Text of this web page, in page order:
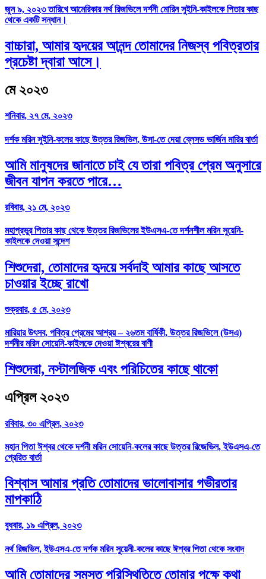
জুন ৯, ২০২৩ তারিখে আমেরিকার নর্থ রিজভিলে দর্শনী মোরিন সুইনি-কাইলকে পিতার কাছ
থেকে একটি সন্ধান।
বাচ্চারা, আমার হৃদয়ের আনন্দ তোমাদের নিজস্ব পবিত্রতার
প্রচেষ্টা দ্বারা আসে।
মে ২০২৩
শনিবার, ২৭ মে, ২০২৩
দর্শক মরিন সুইনি-কলের কাছে উত্তর রিজভিল, উসা-তে দেয়া ব্লেসড ভার্জিন মারির বার্তা
আমি মানুষদের জানাতে চাই যে তারা পবিত্র প্রেম অনুসারে
জীবন যাপন করতে পারে…
রবিবার, ২১ মে, ২০২৩
মহাপ্রভুর পিতার কাছ থেকে উত্তর রিজভিলের ইউএসএ-তে দর্শনশীল মরিন সুয়েনি-
কাইলকে দেওয়া সন্দেশ
শিশুদেরা, তোমাদের হৃদয়ে সর্বদাই আমার কাছে আসতে
চাওয়ার ইচ্ছে রাখো
শুক্রবার, ৫ মে, ২০২৩
মারিয়ার উৎসব, পবিত্র প্রেমের আশ্রয় – ২৬তম বার্ষিকী, উত্তর রিজভিলে (উসএ)
দর্শনীর মরিন সোয়েনি-কাইলকে দেওয়া ঈশ্বরের বাণী
শিশুদেরা, নস্টালজিক এবং পরিচিতের কাছে থাকো
এপ্রিল ২০২৩
রবিবার, ৩০ এপ্রিল, ২০২৩
মহান পিতা ঈশ্বর থেকে দর্শনী মরিন সোয়েনি-কলের কাছে উত্তর রিজেভিল, ইউএসএ-তে
প্রেরিত বার্তা
বিশ্বাস আমার প্রতি তোমাদের ভালোবাসার গভীরতার
মাপকাঠি
বুধবার, ১৯ এপ্রিল, ২০২৩
নর্থ রিজভিল, ইউএসএ-তে দর্শক মরিন সুয়েনী-কলের কাছে ঈশ্বর পিতা থেকে সংবাদ
আমি তোমাদের সমস্ত পরিস্থিতিতে তোমার পক্ষে কথা